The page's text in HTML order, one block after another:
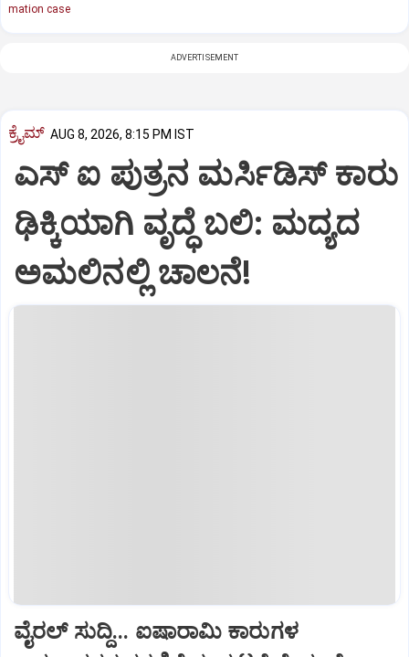
mation case
ADVERTISEMENT
ಕ್ರೈಮ್ AUG 8, 2026, 8:15 PM IST
ಎಸ್ ಐ ಪುತ್ರನ ಮರ್ಸಿಡಿಸ್‌ ಕಾರು
ಢಿಕ್ಕಿಯಾಗಿ ವೃದ್ಧೆ ಬಲಿ: ಮದ್ಯದ
ಅಮಲಿನಲ್ಲಿ ಚಾಲನೆ!
ವೈರಲ್ ಸುದ್ದಿ... ಐಷಾರಾಮಿ ಕಾರುಗಳ